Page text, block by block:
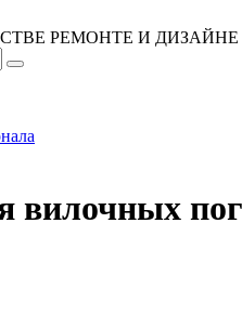
РЕМОНТЕ И ДИЗАЙНЕ
вилочных